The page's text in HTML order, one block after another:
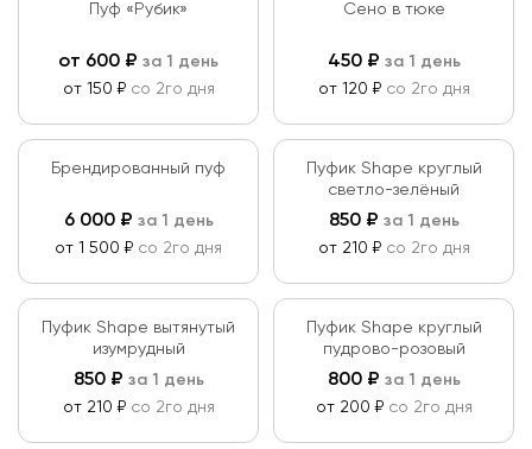
Пуф «Рубик»
от 600 ₽ за 1 день
от 150 ₽ со 2го дня
Сено в тюке
450₽ за 1 день
от 120 ₽ со 2го дня
Брендированный пуф
6 000₽ за 1 день
от 1 500 ₽ со 2го дня
Пуфик Shape круглый
светло-зелёный
850₽ за 1 день
от 210 ₽ со 2го дня
Пуфик Shape вытянутый
изумрудный
850₽ за 1 день
от 210 ₽ со 2го дня
Пуфик Shape круглый
пудрово-розовый
800₽ за 1 день
от 200 ₽ со 2го дня